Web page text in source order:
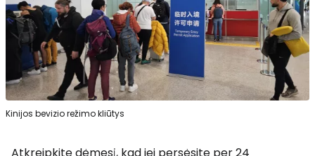
Kinijos bevizio režimo kliūtys
Atkreipkite dėmesį, kad jei persėsite per 24